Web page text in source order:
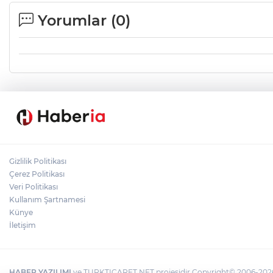
Yorumlar (0)
Gizlilik Politikası
Çerez Politikası
Veri Politikası
Kullanım Şartnamesi
Künye
İletişim